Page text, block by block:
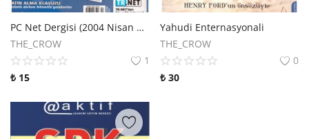
PC Net Dergisi (2004 Nisan 79. Sayı)
THE_CROW
1
₺ 15
Yahudi Enternasyonali
THE_CROW
0
₺30